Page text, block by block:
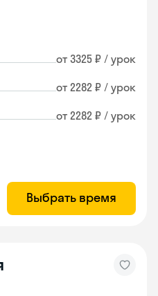
от 3325 ₽ / урок
от 2282 ₽ / урок
от 2282 ₽ / урок
Выбрать время